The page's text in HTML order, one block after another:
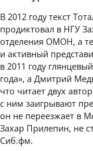
В 2012 году текст
продиктовал в НГУ
отделения ОМОН, а
и активный
в 2011 году
года», а Дмитрий
что читает двух
с ним заигрывают
он не переезжает в
Захар Прилепин, не
Сиб.фм.